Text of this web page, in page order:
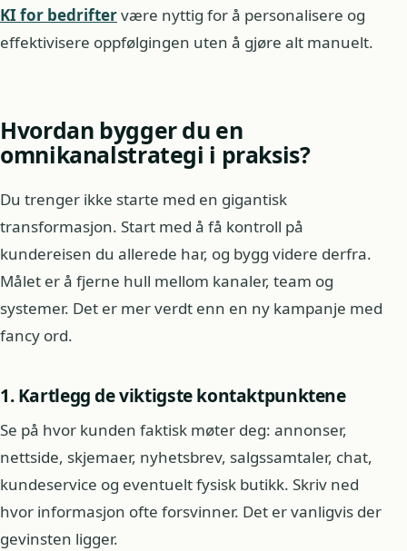
KI for bedriftervære nyttig for å personalisere og
effektivisere oppfølgingen uten å gjøre alt manuelt.
Hvordan bygger du en
omnikanalstrategi i praksis?
Du trenger ikke starte med en gigantisk
transformasjon. Start med å få kontroll på
kundereisen du allerede har, og bygg videre derfra.
Målet er å fjerne hull mellom kanaler, team og
systemer. Det er mer verdt enn en ny kampanje med
fancy ord.
1. Kartlegg de viktigste kontaktpunktene
Se på hvor kunden faktisk møter deg: annonser,
nettside, skjemaer, nyhetsbrev, salgssamtaler, chat,
kundeservice og eventuelt fysisk butikk. Skriv ned
hvor informasjon ofte forsvinner. Det er vanligvis der
gevinsten ligger.